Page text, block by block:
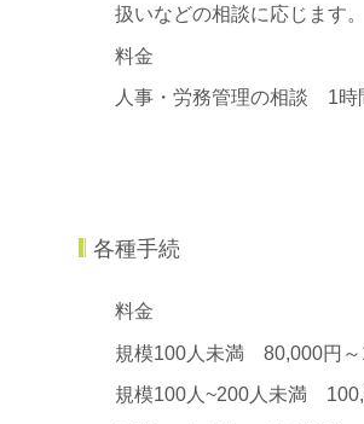
扱いなどの相談に応じます。
料金
人事・労務管理の相談 1
各種手続
料金
規模100人未満 80,000円
規模100人~200人未満